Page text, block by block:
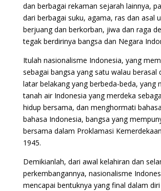
dan berbagai rekaman sejarah lainnya,
dari berbagai suku, agama, ras dan asal
berjuang dan berkorban, jiwa dan raga
tegak berdirinya bangsa dan Negara
Itulah nasionalisme Indonesia, yang
sebagai bangsa yang satu walau berasal
latar belakang yang berbeda-beda, yang
tanah air Indonesia yang merdeka
hidup bersama, dan menghormati
bahasa Indonesia, bangsa yang
bersama dalam Proklamasi
1945.
Demikianlah, dari awal kelahiran dan
perkembangannya, nasionalisme
mencapai bentuknya yang final dalam